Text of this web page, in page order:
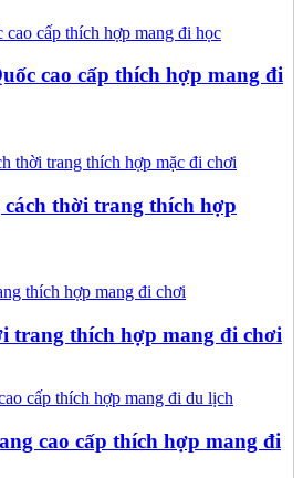
₫.
cao cấp thích hợp mang đi
₫.
thời trang thích hợp
₫.
trang thích hợp mang đi chơi
cao cấp thích hợp mang đi